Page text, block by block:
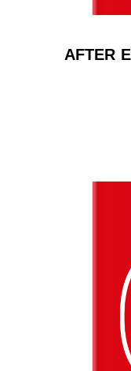
AFTER